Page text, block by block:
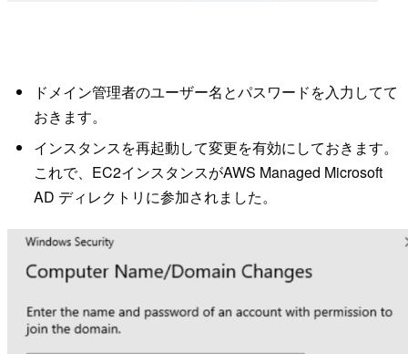
ドメイン管理者のユーザー名とパスワードを入力してて
おきます。
インスタンスを再起動して変更を有効にしておきます。
これで、EC2インスタンスがAWS Managed Microsoft
AD ディレクトリに参加されました。